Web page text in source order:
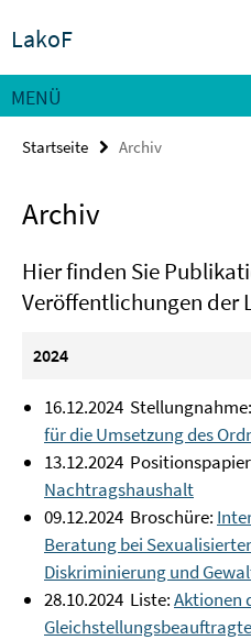
direkt
Inhalt
LakoF
Service-
MENÜ
Startseite Archiv
Archiv
Hier finden Sie
Veröffentlichungen der
2024
16.12.2024 Stellungnahme:
für die Umsetzung des
13.12.2024
Nachtragshaushalt
09.12.2024 Broschüre:
Beratung bei
Diskriminierung und
28.10.2024 Liste:Aktionen